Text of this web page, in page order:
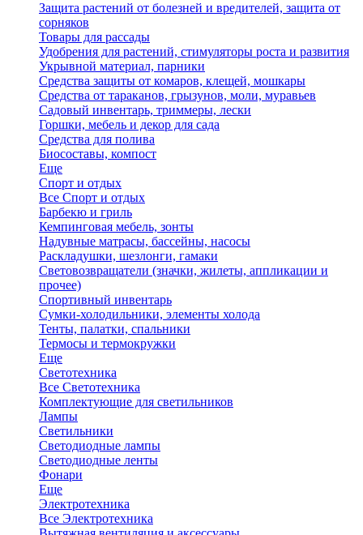
Защита растений от болезней и вредителей, защита от
сорняков
Товары для рассады
Удобрения для растений, стимуляторы роста и развития
Укрывной материал, парники
Средства защиты от комаров, клещей, мошкары
Средства от тараканов, грызунов, моли, муравьев
Садовый инвентарь, триммеры, лески
Горшки, мебель и декор для сада
Средства для полива
Биосоставы, компост
Еще
Спорт и отдых
Все Спорт и отдых
Барбекю и гриль
Кемпинговая мебель, зонты
Надувные матрасы, бассейны, насосы
Раскладушки, шезлонги, гамаки
Световозвращатели (значки, жилеты, аппликации и
прочее)
Спортивный инвентарь
Сумки-холодильники, элементы холода
Тенты, палатки, спальники
Термосы и термокружки
Еще
Светотехника
Все Светотехника
Комплектующие для светильников
Лампы
Светильники
Светодиодные лампы
Светодиодные ленты
Фонари
Еще
Электротехника
Все Электротехника